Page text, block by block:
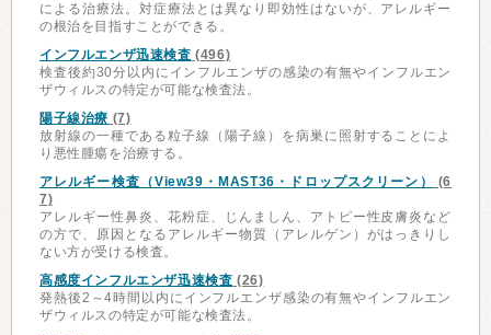
による治療法。対症療法とは異なり即効性はないが、アレルギー
の根治を目指すことができる。
インフルエンザ迅速検査 (496)
検査後約30分以内にインフルエンザの感染の有無やインフルエン
ザウィルスの特定が可能な検査法。
陽子線治療 (7)
放射線の一種である粒子線（陽子線）を病巣に照射することによ
り悪性腫瘍を治療する。
アレルギー検査（View39・MAST36・ドロップスクリーン）
(6
7)
アレルギー性鼻炎、花粉症、じんましん、アトピー性皮膚炎など
の方で、原因となるアレルギー物質（アレルゲン）がはっきりし
ない方が受ける検査。
高感度インフルエンザ迅速検査 (26)
発熱後2～4時間以内にインフルエンザ感染の有無やインフルエン
ザウィルスの特定が可能な検査法。